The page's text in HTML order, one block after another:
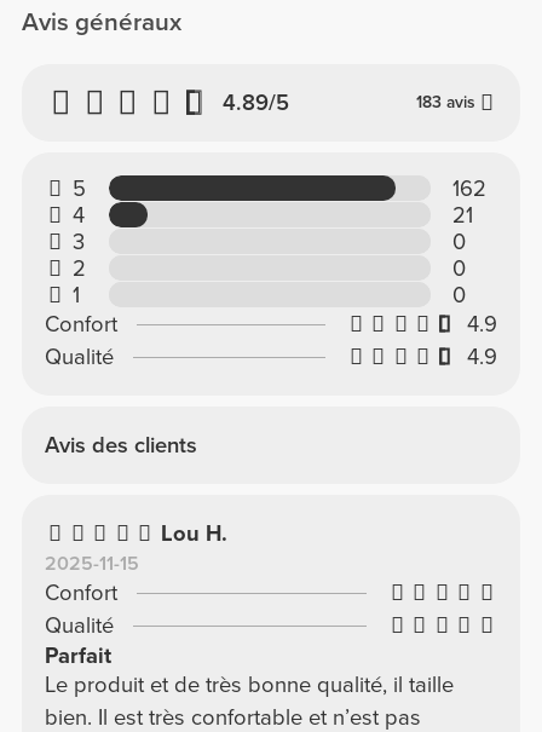
Avis généraux
4.89/5 183 avis
5
162
4
21
3
0
2
0
1
0
Confort
4.9
Qualité
4.9
Avis des clients
Lou H.
2025-11-15
Confort
Qualité
Parfait
Le produit et de très bonne qualité, il taille
bien. Il est très confortable et n’est pas